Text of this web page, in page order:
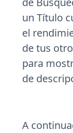
un Título
el
de tus
para
de
A